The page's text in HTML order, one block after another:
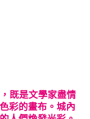
既是文學家盡情
彩的畫布。城內